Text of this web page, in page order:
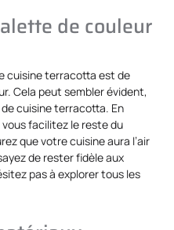
de couleur
cuisine terracotta est de
Cela peut sembler évident,
cuisine terracotta. En
facilitez le reste du
que votre cuisine aura l’air
de rester fidèle aux
pas à explorer tous les